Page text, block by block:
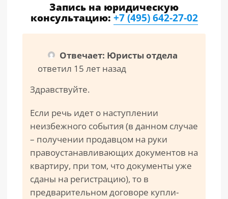
Запись на юридическую
консультацию:+7 (495) 642-27-02
Отвечает: Юристы отдела
ответил 15 лет назад
Здравствуйте.
Если речь идет о наступлении
неизбежного события (в данном случае
– получении продавцом на руки
правоустанавливающих документов на
квартиру, при том, что документы уже
сданы на регистрацию), то в
предварительном договоре купли-